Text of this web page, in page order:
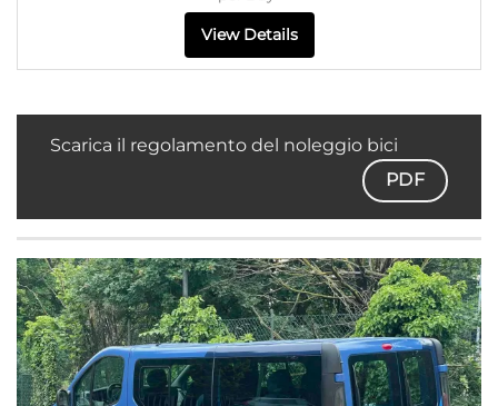
View Details
Scarica il regolamento del noleggio bici
PDF